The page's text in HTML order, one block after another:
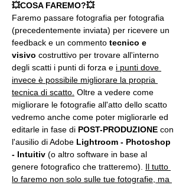
💥COSA FAREMO?💥
Faremo passare fotografia per fotografia
(precedentemente inviata) per ricevere un
feedback e un commento tecnico e
visivo costruttivo per trovare all'interno
degli scatti i punti di forza e i punti dove
invece è possibile migliorare la propria
tecnica di scatto. Oltre a vedere come
migliorare le fotografie all'atto dello scatto
vedremo anche come poter migliorarle ed
editarle in fase di POST-PRODUZIONE con
l'ausilio di Adobe Lightroom - Photoshop
- Intuitiv (o altro software in base al
genere fotografico che tratteremo). Il tutto
lo faremo non solo sulle tue fotografie, ma